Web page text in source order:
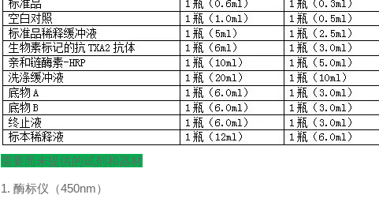
需要而未提供的试剂和器材
1. 酶标仪（450nm）